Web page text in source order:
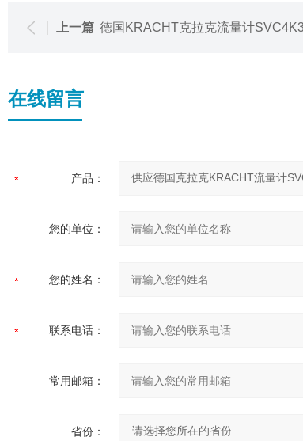
上一篇 德国KRACHT克拉克流量计SVC4K3F1S2SH
在线留言
产品：
您的单位：
您的姓名：
联系电话：
常用邮箱：
省份：